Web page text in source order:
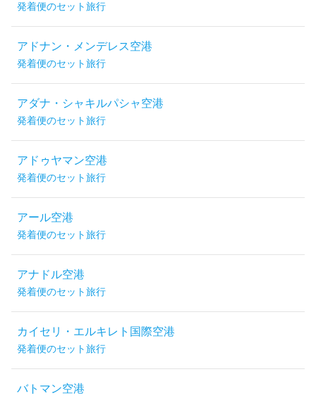
発着便のセット旅行
アドナン・メンデレス空港
発着便のセット旅行
アダナ・シャキルパシャ空港
発着便のセット旅行
アドゥヤマン空港
発着便のセット旅行
アール空港
発着便のセット旅行
アナドル空港
発着便のセット旅行
カイセリ・エルキレト国際空港
発着便のセット旅行
バトマン空港